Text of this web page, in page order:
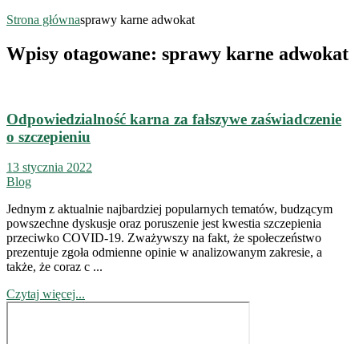
Strona głównasprawy karne adwokat
Wpisy otagowane: sprawy karne adwokat
Odpowiedzialność karna za fałszywe zaświadczenie
o szczepieniu
13 stycznia 2022
Blog
Jednym z aktualnie najbardziej popularnych tematów, budzącym
powszechne dyskusje oraz poruszenie jest kwestia szczepienia
przeciwko COVID-19. Zważywszy na fakt, że społeczeństwo
prezentuje zgoła odmienne opinie w analizowanym zakresie, a
także, że coraz c ...
Czytaj więcej...